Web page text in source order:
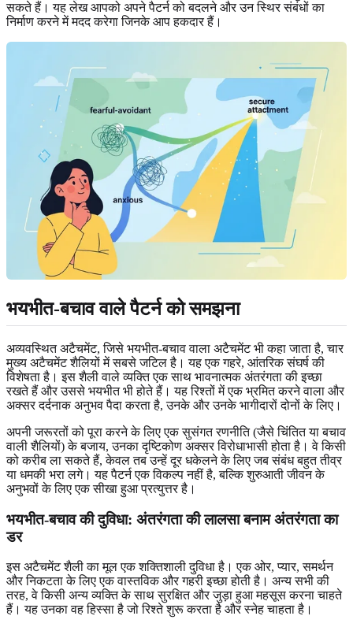
सकते हैं। यह लेख आपको अपने पैटर्न को बदलने और उन स्थिर संबंधों का
निर्माण करने में मदद करेगा जिनके आप हकदार हैं।
भयभीत-बचाव वाले पैटर्न को समझना
अव्यवस्थित अटैचमेंट, जिसे भयभीत-बचाव वाला अटैचमेंट भी कहा जाता है, चार
मुख्य अटैचमेंट शैलियों में सबसे जटिल है। यह एक गहरे, आंतरिक संघर्ष की
विशेषता है। इस शैली वाले व्यक्ति एक साथ भावनात्मक अंतरंगता की इच्छा
रखते हैं और उससे भयभीत भी होते हैं। यह रिश्तों में एक भ्रमित करने वाला और
अक्सर दर्दनाक अनुभव पैदा करता है, उनके और उनके भागीदारों दोनों के लिए।
अपनी जरूरतों को पूरा करने के लिए एक सुसंगत रणनीति (जैसे चिंतित या बचाव
वाली शैलियों) के बजाय, उनका दृष्टिकोण अक्सर विरोधाभासी होता है। वे किसी
को करीब ला सकते हैं, केवल तब उन्हें दूर धकेलने के लिए जब संबंध बहुत तीव्र
या धमकी भरा लगे। यह पैटर्न एक विकल्प नहीं है, बल्कि शुरुआती जीवन के
अनुभवों के लिए एक सीखा हुआ प्रत्युत्तर है।
भयभीत-बचाव की दुविधा: अंतरंगता की लालसा बनाम अंतरंगता का
डर
इस अटैचमेंट शैली का मूल एक शक्तिशाली दुविधा है। एक ओर, प्यार, समर्थन
और निकटता के लिए एक वास्तविक और गहरी इच्छा होती है। अन्य सभी की
तरह, वे किसी अन्य व्यक्ति के साथ सुरक्षित और जुड़ा हुआ महसूस करना चाहते
हैं। यह उनका वह हिस्सा है जो रिश्ते शुरू करता है और स्नेह चाहता है।